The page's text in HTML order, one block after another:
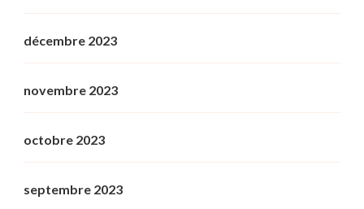
décembre 2023
novembre 2023
octobre 2023
septembre 2023